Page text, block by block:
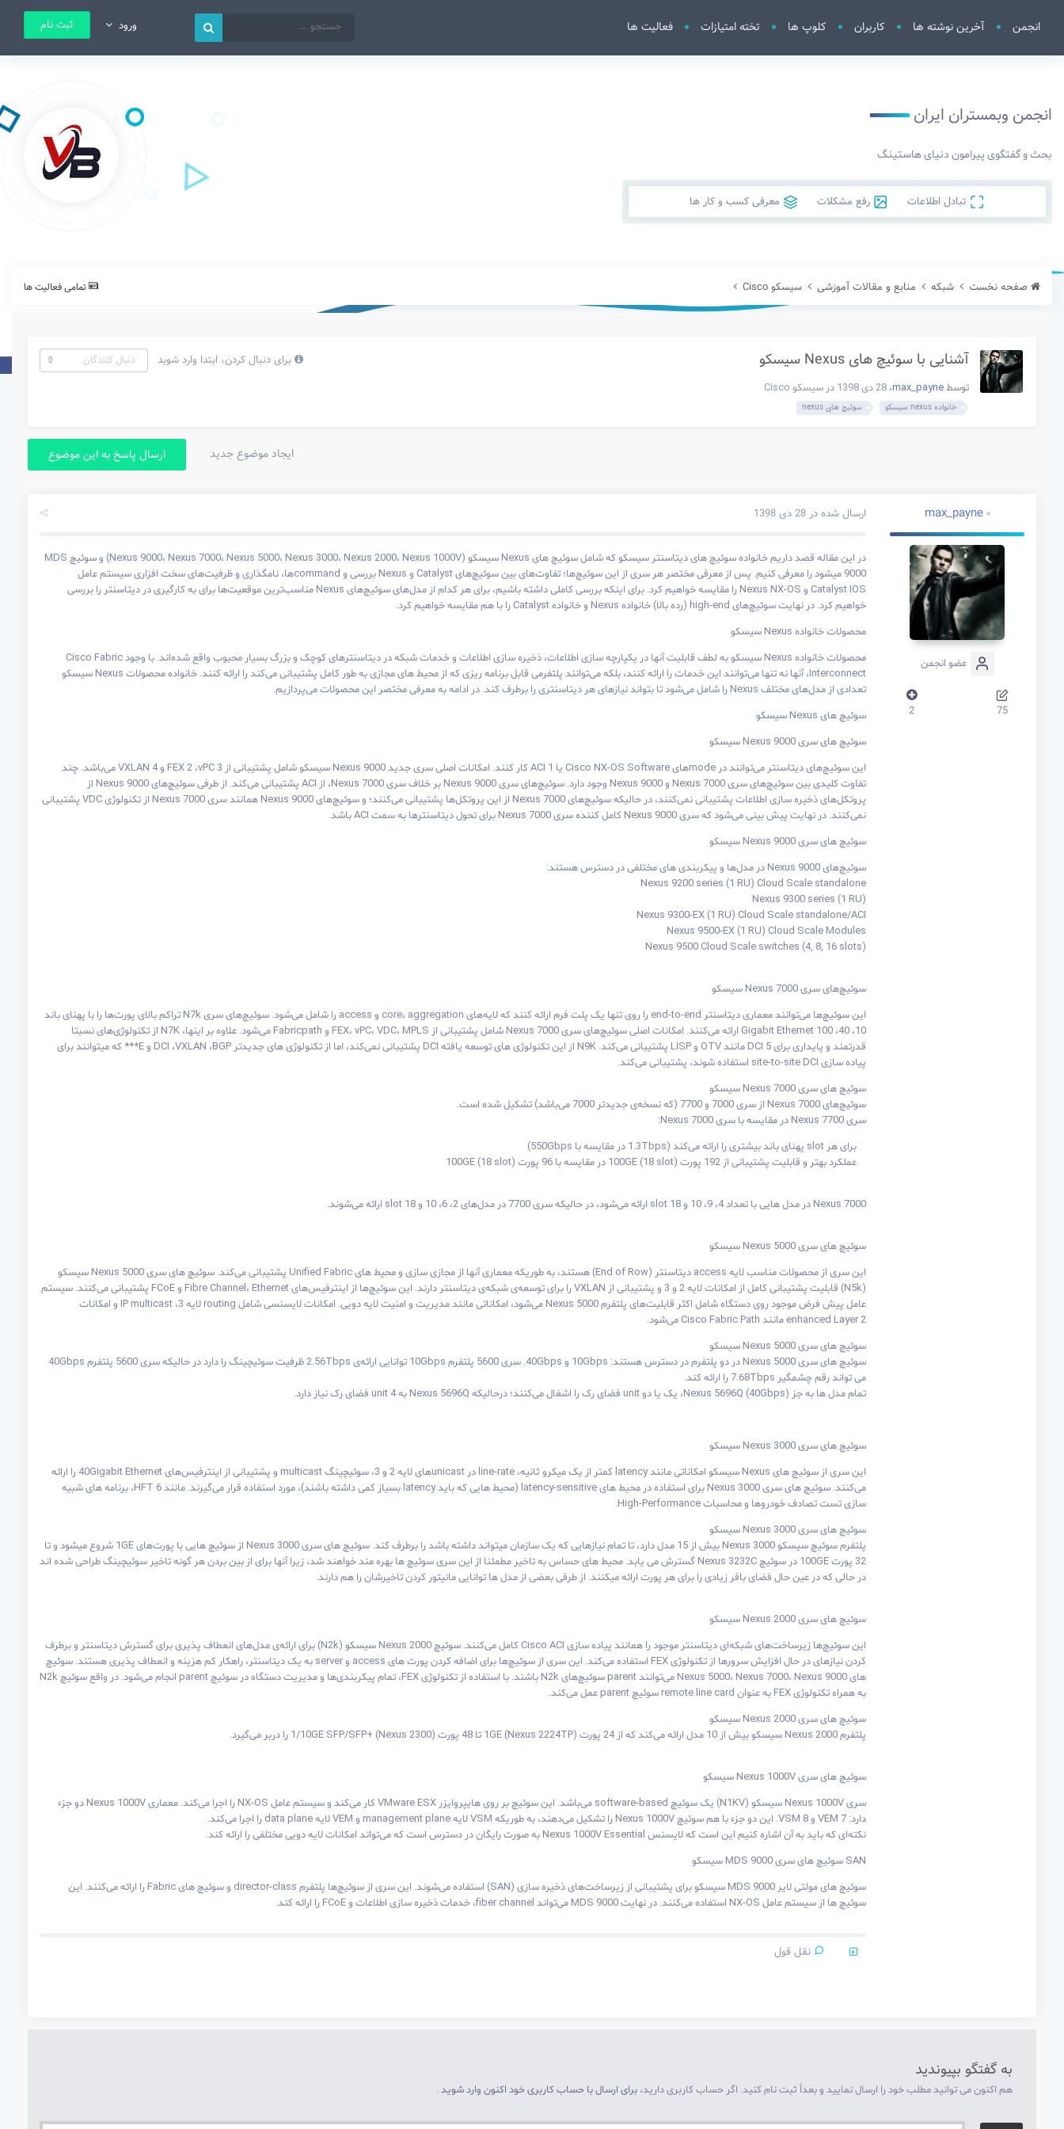
انجمن آخرین نوشته ها کاربران کلوپ ها تخته امتیازات فعالیت ها ورود ثبت نام
انجمن وبمستران ایران
بحث و گفتگوی پیرامون دنیای هاستینگ
تبادل اطلاعات رفع مشکلات معرفی کسب و کار ها
تمامی فعالیت ها صفحه نخست شبکه منابع و مقالات آموزشی سیسکو Cisco
برای دنبال کردن، ابتدا وارد شوید دنبال کنندگان 0 آشنایی با سوئیچ های Nexus سیسکو
توسط max_payne، 28 دی 1398 در سیسکو Cisco
خانواده nexus سیسکو
سوئیچ های nexus
ارسال پاسخ به این موضوع ایجاد موضوع جدید
max_payne
عضو انجمن
75
2
ارسال شده در28 دی 1398
در این مقاله قصد داریم خانواده سوئیچ‌ های دیتاسنتر سیسکو که شامل سوئیچ های Nexus سیسکو (Nexus 9000، Nexus 7000، Nexus 5000، Nexus 3000، Nexus 2000، Nexus 1000V) و سوئیچ MDS
9000 میشود را معرفی کنیم. پس از معرفی مختصر هر سری از این سوئیچ‌ها؛ تفاوت‌های بین سوئیچ‌های Catalyst و Nexus بررسی و commandها، نامگذاری و ظرفیت‌های سخت افزاری سیستم عامل
Catalyst IOS و Nexus NX-OS را مقایسه خواهیم کرد. برای اینکه بررسی کاملی داشته باشیم، برای هر کدام از مدل‌های سوئیچ‌های Nexus مناسب‌ترین موقعیت‌ها برای به کارگیری در دیتاسنتر را بررسی
خواهیم کرد. در نهایت سوئیچ‌های high-end (رده بالا) خانواده Nexus و خانواده Catalyst را با هم مقایسه خواهیم کرد.
محصولات خانواده Nexus سیسکو
محصولات خانواده Nexus سیسکو به لطف قابلیت آنها در یکپارچه سازی اطلاعات، ذخیره سازی اطلاعات و خدمات شبکه در دیتاسنترهای کوچک و بزرگ بسیار محبوب واقع شده‌اند. با وجود Cisco Fabric
Interconnect، آنها نه تنها می‌توانند این خدمات را ارائه کنند، بلکه می‌توانند پلتفرمی قابل برنامه ریزی که از محیط های مجازی به طور کامل پشتیبانی می‌کند را ارائه کنند. خانواده محصولات Nexus سیسکو
تعدادی از مدل‌های مختلف Nexus را شامل می‌شود تا بتواند نیازهای هر دیتاسنتری را برطرف کند. در ادامه به معرفی مختصر این محصولات می‌پردازیم.
سوئیچ های Nexus سیسکو
سوئیچ های سری Nexus 9000 سیسکو
این سوئیچ‌های دیتاسنتر می‌توانند در modeهای Cisco NX-OS Software یا ACI 1 کار کنند. امکانات اصلی سری جدید Nexus 9000 سیسکو شامل پشتیبانی از FEX 2 ،vPC 3 و 4 VXLAN می‌باشد. چند
تفاوت کلیدی بین سوئیچ‌های سری Nexus 7000 و Nexus 9000 وجود دارد. سوئیچ‌های سری Nexus 9000 بر خلاف سری Nexus 7000، از ACI پشتیبانی می‌کند. از طرفی سوئیچ‌های Nexus 9000 از
پروتکل‌های ذخیره سازی اطلاعات پشتیبانی نمی‌کنند، در حالیکه سوئیچ‌های Nexus 7000 از این پروتکل‌ها پشتیبانی می‌کنند؛ و سوئیچ‌های Nexus 9000 همانند سری Nexus 7000 از تکنولوژی VDC پشتیبانی
نمی‌کنند. در نهایت پیش بینی می‌شود که سری Nexus 9000 کامل کننده سری Nexus 7000 برای تحول دیتاسنترها به سمت ACI باشد.
سوئیچ های سری Nexus 9000 سیسکو
سوئیچ‌های Nexus 9000 در مدل‌ها و پیکربندی های مختلفی در دسترس هستند:
Nexus 9200 series (1 RU) Cloud Scale standalone
(Nexus 9300 series (1 RU
Nexus 9300-EX (1 RU) Cloud Scale standalone/ACI
Nexus 9500-EX (1 RU) Cloud Scale Modules
(Nexus 9500 Cloud Scale switches (4, 8, 16 slots
سوئیچ‌های سری Nexus 7000 سیسکو
این سوئیچ‌ها می‌توانند معماری دیتاسنتر end-to-end را روی تنها یک پلت فرم ارائه کنند که لایه‌های core، aggregation و access را شامل می‌شود. سوئیچ‌های سری N7k تراکم بالای پورت‌ها را با پهنای باند
10، 40، 100 Gigabit Ethernet ارائه می‌کنند. امکانات اصلی سوئیچ‌های سری Nexus 7000 شامل پشتیبانی از FEX، vPC، VDC، MPLS و Fabricpath می‌شود. علاوه بر اینها، N7K از تکنولوژی‌های نسبتا
قدرتمند و پایداری برای DCI 5 مانند OTV و LISP پشتیبانی می‌کند. N9K از این تکنولوژی های توسعه یافته DCI پشتیبانی نمی‌کند، اما از تکنولوژی های جدیدتر DCI ،VXLAN ،BGP و E*** که میتوانند برای
پیاده سازی site-to-site DCI استفاده شوند، پشتیبانی می‌کند.
سوئیچ های سری Nexus 7000 سیسکو
سوئیچ‌های Nexus 7000 از سری 7000 و 7700 (که نسخه‌ی جدیدتر 7000 می‌باشد) تشکیل شده است.
سری Nexus 7700 در مقایسه با سری Nexus 7000:
برای هر slot پهنای باند بیشتری را ارائه می‌کند (1.3Tbps در مقایسه با 550Gbps)
عملکرد بهتر و قابلیت پشتیبانی از 192 پورت (100GE (18 slot در مقایسه با 96 پورت (100GE (18 slot
Nexus 7000 در مدل هایی با تعداد 4، 9، 10 و 18 slot ارائه می‌شود، در حالیکه سری 7700 در مدل‌های 2، 6، 10 و 18 slot ارائه می‌شوند.
سوئیچ های سری Nexus 5000 سیسکو
این سری از محصولات مناسب لایه access دیتاسنتر (End of Row) هستند، به طوریکه معماری آنها از مجازی سازی و محیط های Unified Fabric پشتیبانی می‌کند. سوئیچ های سری Nexus 5000 سیسکو
(N5k) قابلیت پشتیبانی کامل از امکانات لایه 2 و 3 و پشتیبانی از VXLAN را برای توسعه‌ی شبکه‌ی دیتاسنتر دارند. این سوئیچ‌ها از اینترفیس‌های Fibre Channel، Ethernet و FCoE پشتیبانی می‌کنند. سیستم
عامل پیش فرض موجود روی دستگاه شامل اکثر قابلیت‌های پلتفرم Nexus 5000 می‌شود، امکاناتی مانند مدیریت و امنیت لایه دویی. امکانات لایسنسی شامل routing لایه 3، IP multicast و امکانات
enhanced Layer 2 مانند Cisco Fabric Path می‌شود.
سوئیچ های سری Nexus 5000 سیسکو
سوئیچ های سری Nexus 5000 در دو پلتفرم در دسترس هستند: 10Gbps و 40Gbps. سری 5600 پلتفرم 10Gbps توانایی ارائه‌ی 2.56Tbps ظرفیت سوئیچینگ را دارد در حالیکه سری 5600 پلتفرم 40Gbps
می تواند رقم چشمگیر 7.68Tbps را ارائه کند.
تمام مدل ها به جز (Nexus 5696Q (40Gbps، یک یا دو unit فضای رک را اشغال می‌کنند؛ درحالیکه Nexus 5696Q به 4 unit فضای رک نیاز دارد.
سوئیچ های سری Nexus 3000 سیسکو
این سری از سوئیچ های Nexus سیسکو امکاناتی مانند latency کمتر از یک میکرو ثانیه، line-rate در unicastهای لایه 2 و 3، سوئیچینگ multicast و پشتیبانی از اینترفیس‌های 40Gigabit Ethernet را ارائه
می‌کنند. سوئیچ های سری Nexus 3000 برای استفاده در محیط های latency-sensitive (محیط هایی که باید latency بسیاز کمی داشته باشند)، مورد استفاده قرار می‌گیرند. مانند HFT 6، برنامه های شبیه
سازی تست تصادف خودروها و محاسبات High-Performance.
سوئیچ های سری Nexus 3000 سیسکو
پلتفرم سوئیچ سیسکو Nexus 3000 بیش از 15 مدل دارد، تا تمام نیازهایی که یک سازمان میتواند داشته باشد را برطرف کند. سوئیچ های سری Nexus 3000 از سوئیچ هایی با پورت‌های 1GE شروع میشود و تا
32 پورت 100GE در سوئیچ Nexus 3232C گسترش می یابد. محیط های حساس به تاخیر مطمئنا از این سری سوئیچ ها بهره مند خواهند شد، زیرا آنها برای از بین بردن هر گونه تاخیر سوئیچینگ طراحی شده اند
در حالی که در عین حال فضای بافر زیادی را برای هر پورت ارائه میکنند. از طرفی بعضی از مدل ها توانایی مانیتور کردن تاخیرشان را هم دارند.
سوئیچ های سری Nexus 2000 سیسکو
این سوئیچ‌ها زیرساخت‌های شبکه‌ای دیتاسنتر موجود را همانند پیاده سازی Cisco ACI کامل می‌کنند. سوئیچ Nexus 2000 سیسکو (N2k) برای ارائه‌ی مدل‌های انعطاف پذیری برای گسترش دیتاسنتر و برطرف
کردن نیازهای در حال افزایش سرورها از تکنولوژی FEX استفاده می‌کند. این سری از سوئیچ‌ها برای اضافه کردن پورت های access و server به یک دیتاسنتر، راهکار کم هزینه و انعطاف پذیری هستند. سوئیچ
های Nexus 5000، Nexus 7000، Nexus 9000 می‌توانند parent سوئیچ‌های N2k باشند. با استفاده از تکنولوژی FEX، تمام پیکربندی‌ها و مدیریت دستگاه در سوئیچ parent انجام می‌شود. در واقع سوئیچ N2k
به همراه تکنولوژی FEX به عنوان remote line card سوئیچ parent عمل می‌کند.
سوئیچ های سری Nexus 2000 سیسکو
پلتفرم Nexus 2000 سیسکو بیش از 10 مدل ارائه می‌کند که از 24 پورت (1GE (Nexus 2224TP تا 48 پورت (1/10GE SFP/SFP+ (Nexus 2300 را دربر می‌گیرد.
سوئیچ های سری Nexus 1000V سیسکو
سری Nexus 1000V سیسکو (N1KV) یک سوئیچ software-based می‌باشد. این سوئیچ بر روی هایپروایزر VMware ESX کار می‌کند و سیستم عامل NX-OS را اجرا می‌کند. معماری Nexus 1000V دو جزء
دارد: VEM 7 و VSM 8. این دو جزء با هم سوئیچ Nexus 1000V را تشکیل می‌دهند، به طوریکه VSM لایه management plane و VEM لایه data plane را اجرا می‌کند.
نکته‌ای که باید به آن اشاره کنیم این است که لایسنس Nexus 1000V Essential به صورت رایگان در دسترس است که می‌تواند امکانات لایه دویی مختلفی را ارائه کند.
SAN سوئیچ های سری MDS 9000 سیسکو
سوئیچ های مولتی لایر MDS 9000 سیسکو برای پشتیبانی از زیرساخت‌های ذخیره سازی (SAN) استفاده می‌شوند. این سری از سوئیچ‌ها پلتفرم director-class و سوئیچ های Fabric را ارائه می‌کنند. این
سوئیچ ها از سیستم عامل NX-OS استفاده می‌کنند. در نهایت MDS 9000 می‌تواند fiber channel، خدمات ذخیره سازی اطلاعات و FCoE را ارائه کند.
نقل قول
به گفتگو بپیوندید
هم اکنون می توانید مطلب خود را ارسال نمایید و بعداً ثبت نام کنید. اگر حساب کاربری دارید، برای ارسال با حساب کاربری خود اکنون وارد شوید .